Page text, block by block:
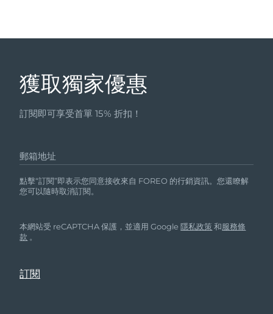
獲取獨家優惠
訂閱即可享受首單 15% 折扣！
郵箱地址
點擊“訂閱”即表示您同意接收來自 FOREO 的行銷資訊。您還瞭解
您可以隨時取消訂閱。
本網站受 reCAPTCHA 保護，並適用 Google隱私政策 和服務條
款 。